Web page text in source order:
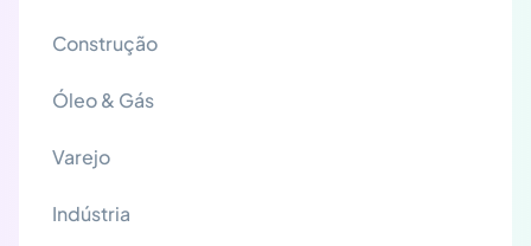
Construção
Óleo & Gás
Varejo
Indústria